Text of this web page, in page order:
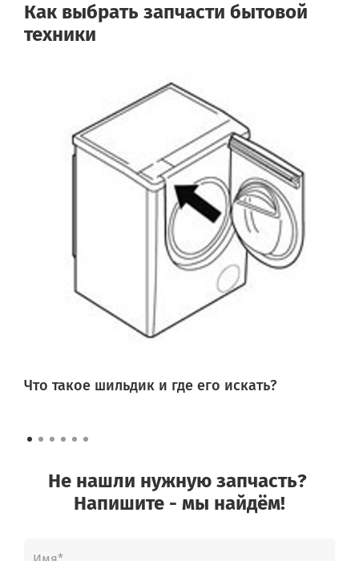
Как выбрать запчасти бытовой
техники
Что такое шильдик и где его искать?
Не нашли нужную запчасть?
Напишите - мы найдём!